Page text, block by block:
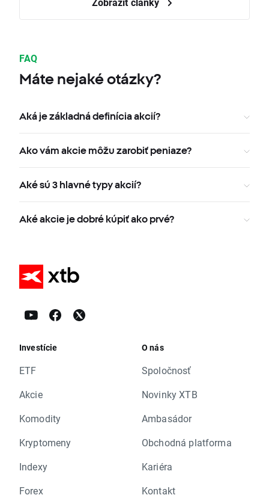
FAQ
Máte nejaké otázky?
Aká je základná definícia akcií?
Ako vám akcie môžu zarobiť peniaze?
Aké sú 3 hlavné typy akcií?
Aké akcie je dobré kúpiť ako prvé?
Investície
ETF
Akcie
Komodity
Kryptomeny
Indexy
Forex
O nás
Spoločnosť
Novinky XTB
Ambasádor
Obchodná platforma
Kariéra
Kontakt